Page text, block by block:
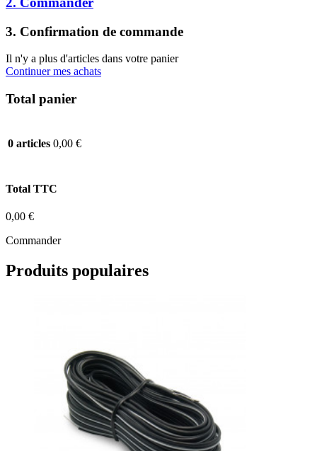
3. Confirmation de commande
Il n'y a plus d'articles dans votre panier
Continuer mes achats
Total panier
0 articles 0,00 €
Total TTC
0,00 €
Commander
Produits populaires